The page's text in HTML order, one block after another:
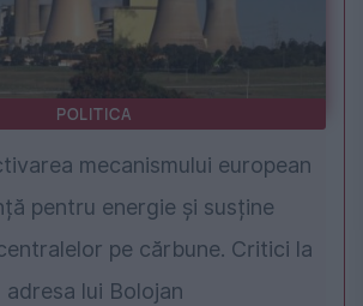
POLITICA
mecanismului european
pentru energie și susține
pe cărbune. Critici la
adresa lui Bolojan